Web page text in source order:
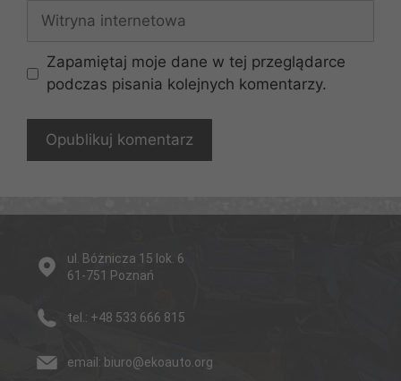
Witryna
internetowa
Zapamiętaj moje dane w tej przeglądarce
podczas pisania kolejnych komentarzy.
ul. Bóżnicza 15 lok. 6
61-751 Poznań
tel.: +48 533 666 815
email: biuro@ekoauto.org